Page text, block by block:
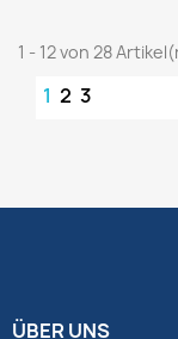
1 - 12 von 28
1 2 3
ÜBER UNS